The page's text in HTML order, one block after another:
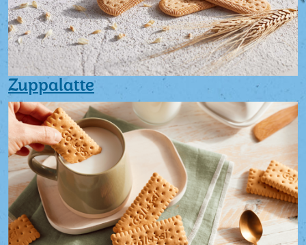
Zuppalatte